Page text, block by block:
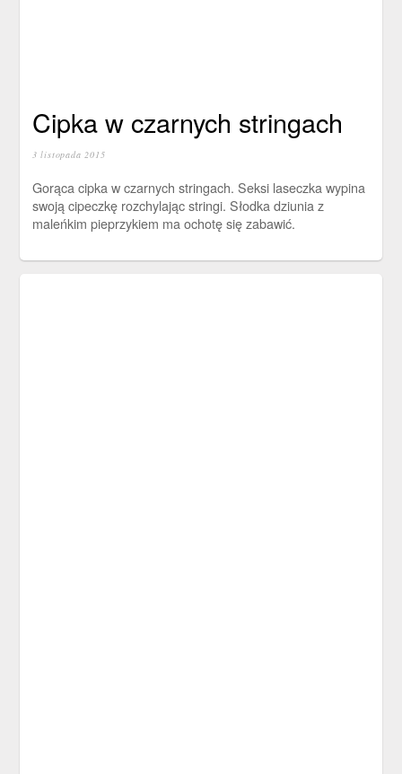
Cipka w czarnych stringach
3 listopada 2015
Gorąca cipka w czarnych stringach. Seksi laseczka wypina
swoją cipeczkę rozchylając stringi. Słodka dziunia z
maleńkim pieprzykiem ma ochotę się zabawić.